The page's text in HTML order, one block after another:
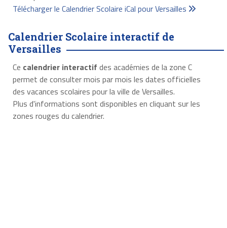
Télécharger le Calendrier Scolaire iCal pour Versailles
Calendrier Scolaire interactif de
Versailles
Ce calendrier interactif des académies de la zone C
permet de consulter mois par mois les dates officielles
des vacances scolaires pour la ville de Versailles.
Plus d'informations sont disponibles en cliquant sur les
zones rouges du calendrier.